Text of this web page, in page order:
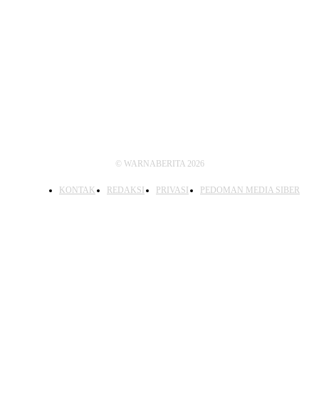
© WARNABERITA 2026
KONTAK REDAKSI PRIVASI PEDOMAN MEDIA SIBER